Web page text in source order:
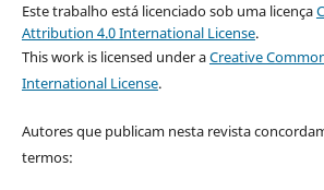
Este trabalho está licenciado sob uma licença
Attribution 4.0 International License.
This work is licensed under aCreative
International License.
Autores que publicam nesta revista
termos: